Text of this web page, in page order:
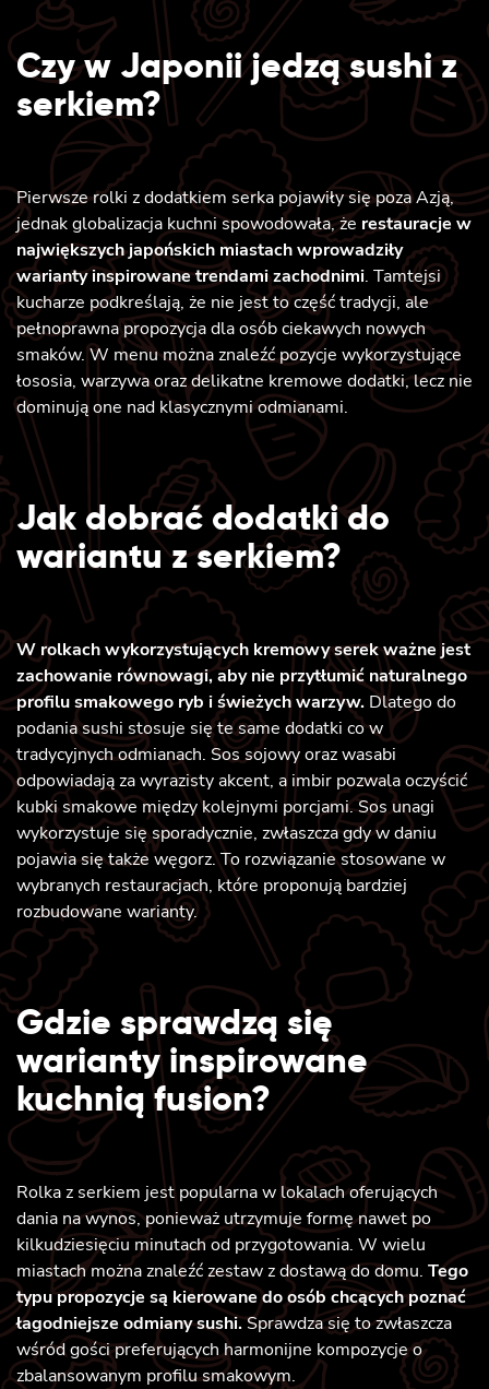
Czy w Japonii jedzą sushi z
serkiem?
Pierwsze rolki z dodatkiem serka pojawiły się poza Azją,
jednak globalizacja kuchni spowodowała, że restauracje w
największych japońskich miastach wprowadziły
warianty inspirowane trendami zachodnimi. Tamtejsi
kucharze podkreślają, że nie jest to część tradycji, ale
pełnoprawna propozycja dla osób ciekawych nowych
smaków. W menu można znaleźć pozycje wykorzystujące
łososia, warzywa oraz delikatne kremowe dodatki, lecz nie
dominują one nad klasycznymi odmianami.
Jak dobrać dodatki do
wariantu z serkiem?
W rolkach wykorzystujących kremowy serek ważne jest
zachowanie równowagi, aby nie przytłumić naturalnego
profilu smakowego ryb i świeżych warzyw. Dlatego do
podania sushi stosuje się te same dodatki co w
tradycyjnych odmianach. Sos sojowy oraz wasabi
odpowiadają za wyrazisty akcent, a imbir pozwala oczyścić
kubki smakowe między kolejnymi porcjami. Sos unagi
wykorzystuje się sporadycznie, zwłaszcza gdy w daniu
pojawia się także węgorz. To rozwiązanie stosowane w
wybranych restauracjach, które proponują bardziej
rozbudowane warianty.
Gdzie sprawdzą się
warianty inspirowane
kuchnią fusion?
Rolka z serkiem jest popularna w lokalach oferujących
dania na wynos, ponieważ utrzymuje formę nawet po
kilkudziesięciu minutach od przygotowania. W wielu
miastach można znaleźć zestaw z dostawą do domu. Tego
typu propozycje są kierowane do osób chcących poznać
łagodniejsze odmiany sushi.Sprawdza się to zwłaszcza
wśród gości preferujących harmonijne kompozycje o
zbalansowanym profilu smakowym.